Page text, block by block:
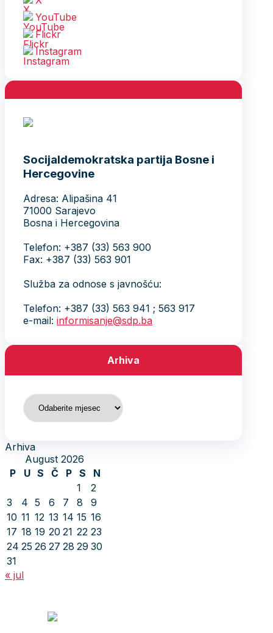
YouTube
Flickr
Instagram
Socijaldemokratska partija Bosne i
Hercegovine
Adresa: Alipašina 41
71000 Sarajevo
Bosna i Hercegovina
Telefon: +387 (33) 563 900
Fax: +387 (33) 563 901
Služba za odnose s javnošću:
Telefon: +387 (33) 563 941 ; 563 917
e-mail: informisanje@sdp.ba
Arhiva
Arhiva
Arhiva
August 2026
P
U S Č P S
N
1
2
3
4 5 6 7 8
9
10 11 12 13 14 15 16
17 18 19 20 21 22 23
24 25 26 27 28 29 30
31
« jul